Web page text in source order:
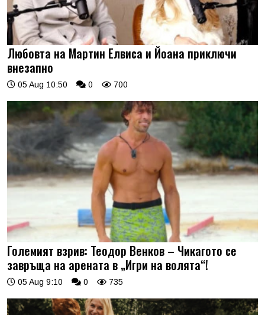
Любовта на Мартин Елвиса и Йоана приключи
внезапно
05 Aug 10:50 0 700
Големият взрив: Теодор Венков – Чикагото се
завръща на арената в „Игри на волята“!
05 Aug 9:10 0 735